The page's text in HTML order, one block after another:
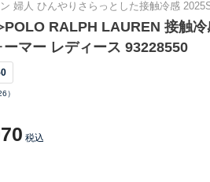
婦人 ひんやりさらっとした接触冷感
RALPH LAUREN 接触冷
ーマー レディース 93228550
）
税込